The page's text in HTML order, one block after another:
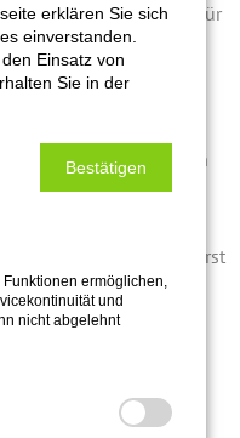
Sorgfalt erstellt. Für
der Inhalte
Dienstanbieter
nach den
Dienstanbieter sind
oder gespeicherte
oder nach Umständen
Tätigkeit hinweisen.
der Nutzung
Gesetzen bleiben
Haftung ist jedoch erst
konkreten
von
werden diese Inhalte
erklären Sie sich
einverstanden.
Einsatz von
Sie in der
Bestätigen
ermöglichen,
und
nicht abgelehnt